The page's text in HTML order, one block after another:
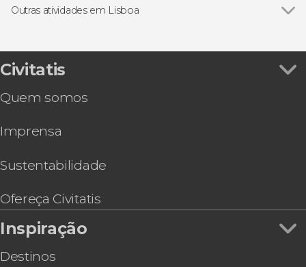
Padrão dos Descobrimentos
Free Tour
Folclore tradicional
Gastronomia e enoturismo
Outras atividades em Lisboa
da Batalha em grupo reduzido
Excursão ao Algarve
Lisboa Card
Excursão a Évora e suas vinícolas
Excursão a Arrábida e Sesimbra
Tour de ônibus anfíbio por Lisboa
Civitatis
Quem somos
Imprensa
Sustentabilidade
Ofereça Civitatis
Inspiração
Destinos